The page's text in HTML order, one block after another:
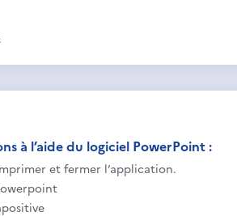
à l’aide du logiciel PowerPoint :
et fermer l’application.